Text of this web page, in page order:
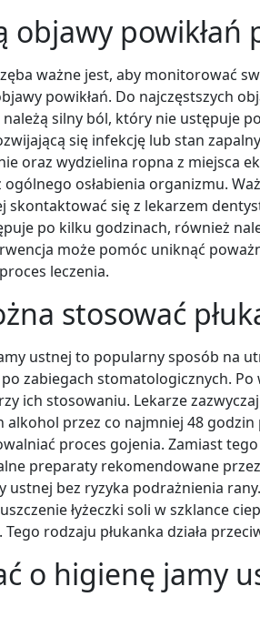
objawy
ważne jest, aby monitorować
powikłań. Do najczęstszych
silny ból, który nie ustępuje
się infekcję lub stan
oraz wydzielina ropna z miejsca
osłabienia organizmu.
skontaktować się z lekarzem
po kilku godzinach, również
może pomóc uniknąć
leczenia.
stosować
ustnej to popularny sposób na
zabiegach stomatologicznych. Po
ich stosowaniu. Lekarze
alkohol przez co najmniej 48
proces gojenia. Zamiast
preparaty rekomendowane
ustnej bez ryzyka podrażnienia
łyżeczki soli w szklance
Tego rodzaju płukanka działa
o higienę jamy